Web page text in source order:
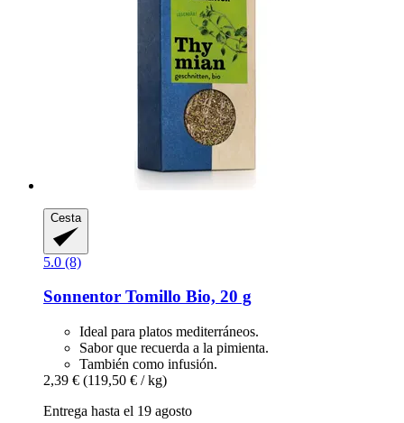
Cesta
5.0 (8)
Sonnentor Tomillo Bio, 20 g
Ideal para platos mediterráneos.
Sabor que recuerda a la pimienta.
También como infusión.
2,39 € (119,50 € / kg)
Entrega hasta el 19 agosto